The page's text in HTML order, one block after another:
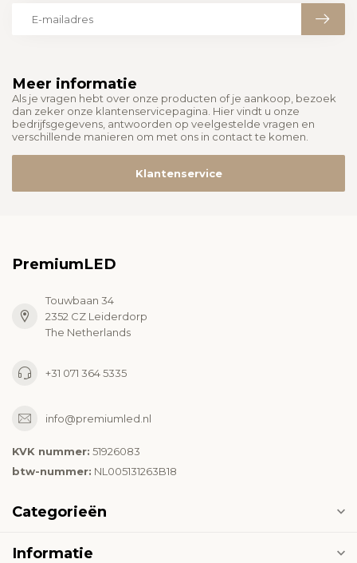
Meer informatie
Als je vragen hebt over onze producten of je aankoop, bezoek
dan zeker onze klantenservicepagina. Hier vindt u onze
bedrijfsgegevens, antwoorden op veelgestelde vragen en
verschillende manieren om met ons in contact te komen.
Klantenservice
PremiumLED
Touwbaan 34
2352 CZ Leiderdorp
The Netherlands
+31 071 364 5335
info@premiumled.nl
KVK nummer: 51926083
btw-nummer: NL005131263B18
Categorieën
Informatie